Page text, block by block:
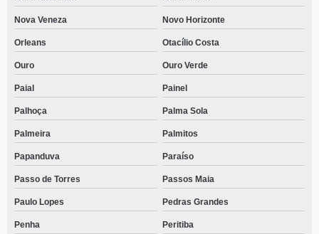
Nova Veneza Novo Horizonte
Orleans Otacílio Costa
Ouro Ouro Verde
Paial Painel
Palhoça Palma Sola
Palmeira Palmitos
Papanduva Paraíso
Passo de Torres Passos Maia
Paulo Lopes Pedras Grandes
Penha Peritiba